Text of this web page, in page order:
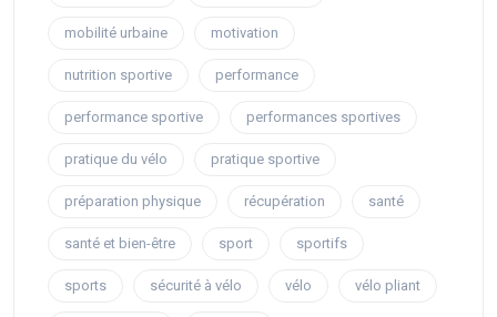
mobilité urbaine motivation
nutrition sportive performance
performance sportive performances sportives
pratique du vélo pratique sportive
préparation physique récupération santé
santé et bien-être sport sportifs
sports sécurité à vélo vélo vélo pliant